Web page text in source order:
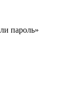
пароль»